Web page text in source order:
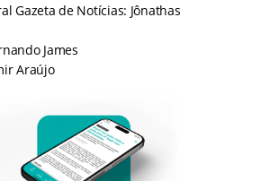
Gazeta de Notícias: Jônathas
James
Araújo